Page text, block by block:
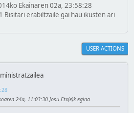
Ekainaren 02a, 23:58:28
Bisitari erabiltzaile gai hau ikusten ari
USER ACTIONS
24a, 11:03:30 Josu Etx(e)k egina